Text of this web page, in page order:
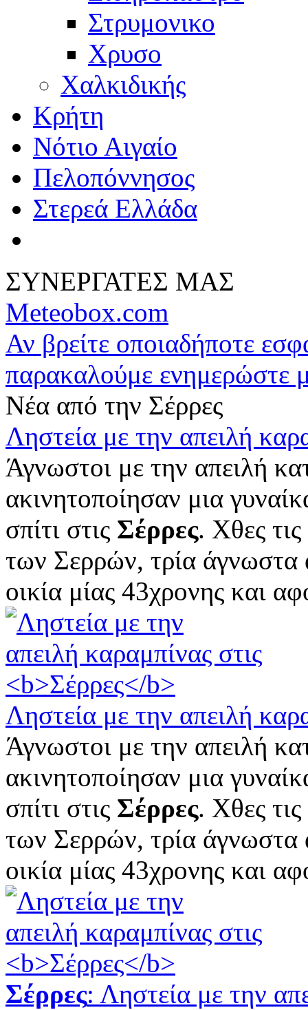
Στρυμονικο
Χρυσο
Χαλκιδικής
Κρήτη
Νότιο Αιγαίο
Πελοπόννησος
Στερεά Ελλάδα
ΣΥΝΕΡΓΑΤΕΣ ΜΑΣ
Meteobox.com
Αν βρείτε οποιαδήποτε
παρακαλούμε ενημερώστε
Νέα από την Σέρρες
Ληστεία με την απειλή
Άγνωστοι με την απειλή
ακινητοποίησαν μια
σπίτι στις Σέρρες. Χθες
των Σερρών, τρία
οικία μίας 43χρονης και
Ληστεία με την απειλή
Άγνωστοι με την απειλή
ακινητοποίησαν μια
σπίτι στις Σέρρες. Χθες
των Σερρών, τρία
οικία μίας 43χρονης και
Σέρρες: Ληστεία με την